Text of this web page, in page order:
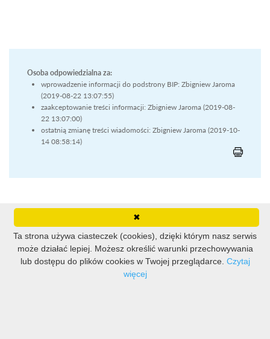
Aa Aa Aa
Instrukcja obsługi Redakcja biuletynu Mapa strony
Osoba odpowiedzialna za:
wprowadzenie informacji do podstrony BIP: Zbigniew Jaroma
(2019-08-22 13:07:55)
zaakceptowanie treści informacji: Zbigniew Jaroma (2019-08-
22 13:07:00)
ostatnią zmianę treści wiadomości: Zbigniew Jaroma (2019-10-
14 08:58:14)
✖
Ta strona używa ciasteczek (cookies), dzięki którym nasz serwis
może działać lepiej. Możesz określić warunki przechowywania
lub dostępu do plików cookies w Twojej przeglądarce. Czytaj
więcej